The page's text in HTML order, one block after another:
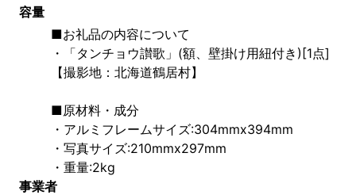
容量
■お礼品の内容について
・「タンチョウ讃歌」(額、壁掛け用紐付き)[1点]
【撮影地：北海道鶴居村】
■原材料・成分
・アルミフレームサイズ:304mmx394mm
・写真サイズ:210mmx297mm
・重量:2kg
事業者